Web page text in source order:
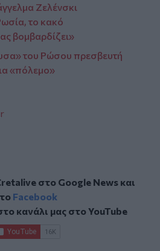
Ζελένσκι
το κακό
βομβαρδίζει»
του Ρώσου πρεσβευτή
«πόλεμο»
στο Google Newsκαι
Facebook
κανάλι μας στοYouTube